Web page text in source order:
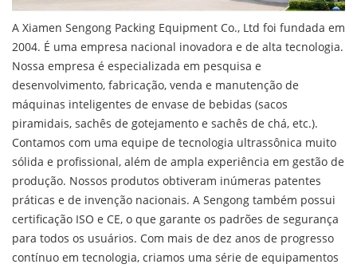
A Xiamen Sengong Packing Equipment Co., Ltd foi fundada em
2004. É uma empresa nacional inovadora e de alta tecnologia.
Nossa empresa é especializada em pesquisa e
desenvolvimento, fabricação, venda e manutenção de
máquinas inteligentes de envase de bebidas (sacos
piramidais, sachês de gotejamento e sachês de chá, etc.).
Contamos com uma equipe de tecnologia ultrassônica muito
sólida e profissional, além de ampla experiência em gestão de
produção. Nossos produtos obtiveram inúmeras patentes
práticas e de invenção nacionais. A Sengong também possui
certificação ISO e CE, o que garante os padrões de segurança
para todos os usuários. Com mais de dez anos de progresso
contínuo em tecnologia, criamos uma série de equipamentos